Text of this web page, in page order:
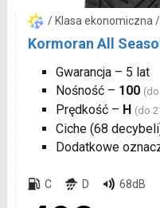
/ Klasa ekonomiczna
Kormoran All
Gwarancja – 5 lat
Nośność – 100
Prędkość – H (do
Ciche (68
Dodatkowe
C D 68dB